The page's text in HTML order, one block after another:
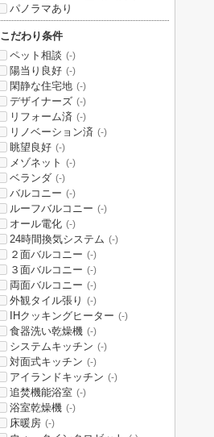
パノラマあり
こだわり条件
ペット相談 (-)
陽当り良好 (-)
閑静な住宅地 (-)
デザイナーズ (-)
リフォーム済 (-)
リノベーション済 (-)
眺望良好 (-)
メゾネット (-)
ベランダ (-)
バルコニー (-)
ルーフバルコニー (-)
オール電化 (-)
24時間換気システム (-)
２面バルコニー (-)
３面バルコニー (-)
両面バルコニー (-)
外観タイル張り (-)
IHクッキングヒーター (-)
食器洗い乾燥機 (-)
システムキッチン (-)
対面式キッチン (-)
アイランドキッチン (-)
追焚機能浴室 (-)
浴室乾燥機 (-)
床暖房 (-)